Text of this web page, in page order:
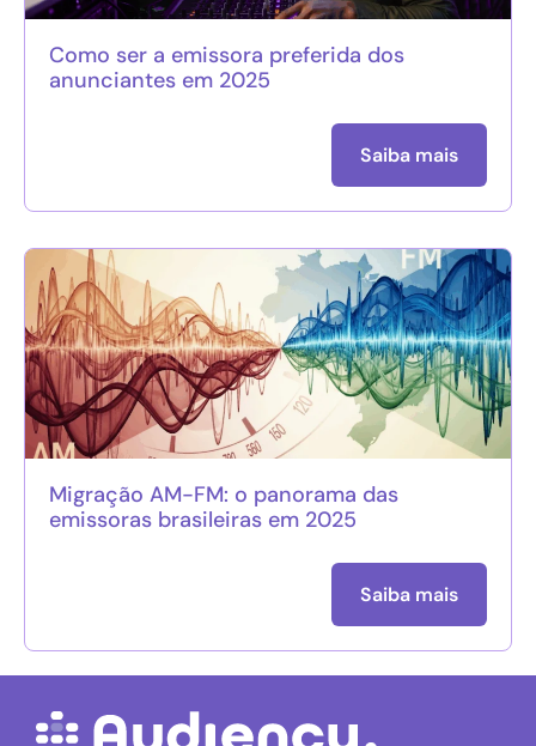
Como ser a emissora preferida dos
anunciantes em 2025
Saiba mais
Migração AM-FM: o panorama das
emissoras brasileiras em 2025
Saiba mais